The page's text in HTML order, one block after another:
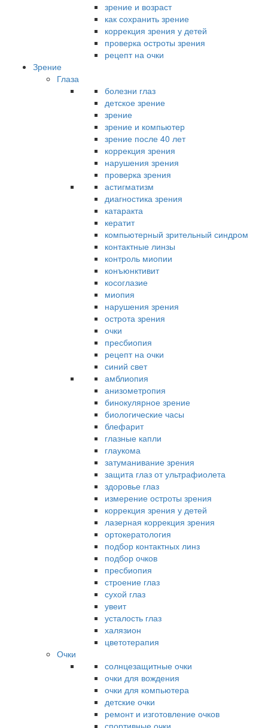
зрение и возраст
как сохранить зрение
коррекция зрения у детей
проверка остроты зрения
рецепт на очки
Зрение
Глаза
болезни глаз
детское зрение
зрение
зрение и компьютер
зрение после 40 лет
коррекция зрения
нарушения зрения
проверка зрения
астигматизм
диагностика зрения
катаракта
кератит
компьютерный зрительный синдром
контактные линзы
контроль миопии
конъюнктивит
косоглазие
миопия
нарушения зрения
острота зрения
очки
пресбиопия
рецепт на очки
синий свет
амблиопия
анизометропия
бинокулярное зрение
биологические часы
блефарит
глазные капли
глаукома
затуманивание зрения
защита глаз от ультрафиолета
здоровье глаз
измерение остроты зрения
коррекция зрения у детей
лазерная коррекция зрения
ортокератология
подбор контактных линз
подбор очков
пресбиопия
строение глаз
сухой глаз
увеит
усталость глаз
халязион
цветотерапия
Очки
солнцезащитные очки
очки для вождения
очки для компьютера
детские очки
ремонт и изготовление очков